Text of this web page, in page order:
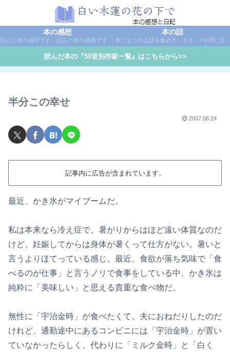
本の感想
読んだ本の感想です。読んだ本の感想です。本は作家名で50音別に分類しています。
本の話
本にまつわる話を集めています。1年間に読んだ本の総括や、本に関する話題など。
読んだ本の『50音別作家一覧』はこちらから>>
半分この幸せ
2007.08.24
記事内に広告が含まれています。
最近、かき氷がマイブームだ。
私は本来なら冷え症で、暑がりからはほど遠い体質なのだ
けど、妊娠してからは身体が暑くって仕方がない。暑いと
言うよりほてっている感じ。最近、食欲が落ち気味で「食
べるのが仕事」と言うノリで食事をしている中、かき氷は
純粋に「美味しい」と思える貴重な食べ物だ。
無性に「宇治金時」が食べたくて、夫におねだりしたのだ
けれど、通勤途中にあるコンビニには「宇治金時」が置い
ていなかったらしく、代わりに「ミルク金時」と「白く